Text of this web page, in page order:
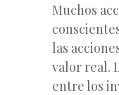
Muchos
las
valor real.
entre los